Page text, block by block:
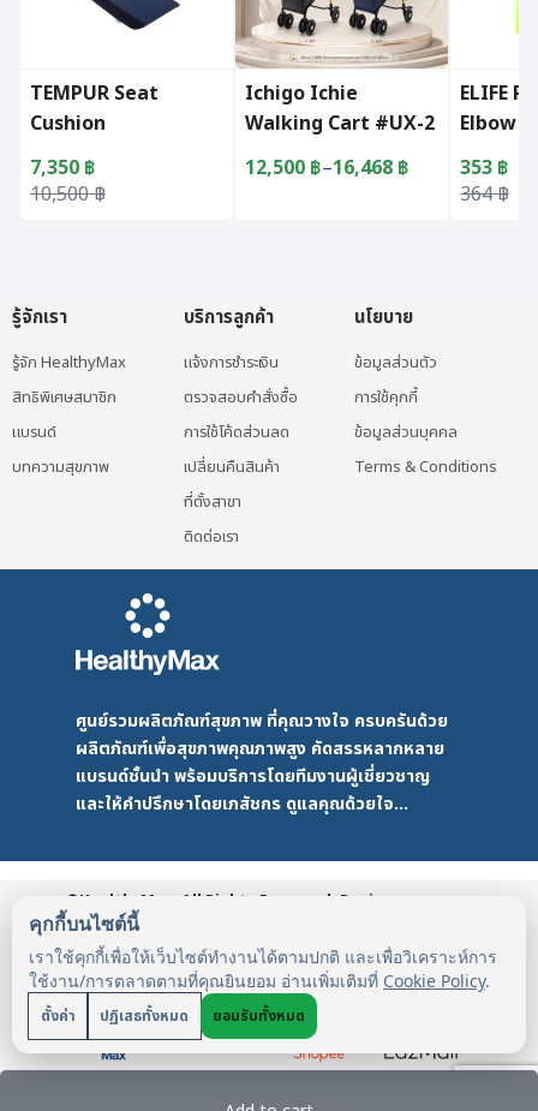
TEMPUR Seat
Cushion
10,500฿
Original price was: 10,500 ฿.
7,350 ฿
Current price is: 7,350 ฿.
Ichigo Ichie
Walking Cart #UX-2
12,500 ฿–16,468 ฿
Price range: 12,500 ฿ through
This product has multiple
ELIFE
Elbow
364฿
Original
353 ฿
Current
คุกกี้บนไซต์นี้
เราใช้คุกกี้เพื่อให้เว็บไซต์ทำงานได้ตามปกติ และเพื่อวิเคราะห์การ
ใช้งาน/การตลาดตามที่คุณยินยอม อ่านเพิ่มเติมที่ Cookie Policy.
ตั้งค่า ปฏิเสธทั้งหมด ยอมรับทั้งหมด
รู้จักเรา
รู้จัก HealthyMax
สิทธิพิเศษสมาชิก
แบรนด์
บทความสุขภาพ
บริการลูกค้า
แจ้งการชำระเงิน
ตรวจสอบคำสั่งซื้อ
การใช้โค้ดส่วนลด
เปลี่ยนคืนสินค้า
ที่ตั้งสาขา
ติดต่อเรา
นโยบาย
ข้อมูลส่วนตัว
การใช้คุกกี้
ข้อมูลส่วนบุคคล
Terms & Conditions
ศูนย์รวมผลิตภัณฑ์สุขภาพ ที่คุณวางใจ ครบครันด้วย
ผลิตภัณฑ์เพื่อสุขภาพคุณภาพสูง คัดสรรหลากหลาย
แบรนด์ชั้นนำ พร้อมบริการโดยทีมงานผู้เชี่ยวชาญ
และให้คำปรึกษาโดยเภสัชกร ดูแลคุณด้วยใจ...
©HealthyMax. All Rights Reserved. Design
by DMDHealthyMax